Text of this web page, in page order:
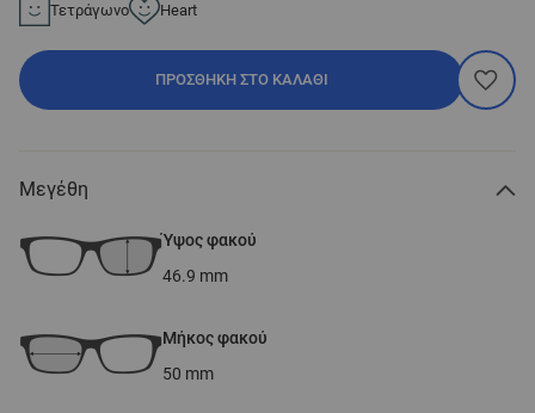
Τετράγωνο Heart
ΠΡΟΣΘΉΚΗ ΣΤΟ ΚΑΛΆΘΙ
Μεγέθη
Ύψος φακού
46.9 mm
Μήκος φακού
50 mm